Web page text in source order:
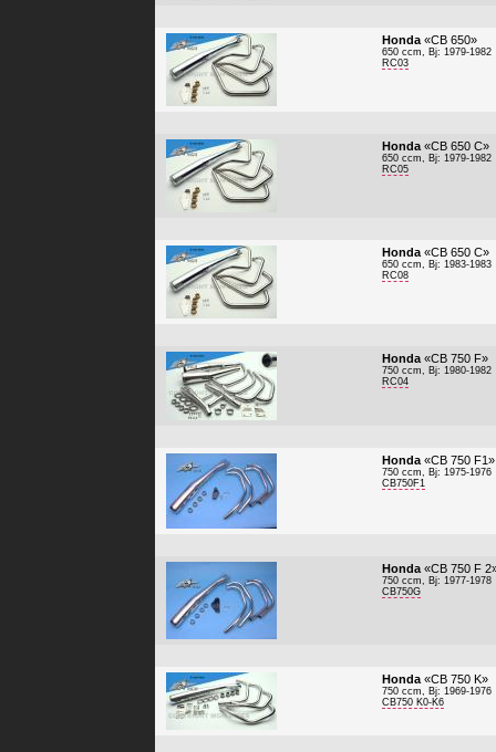
Honda «CB 650»
650 ccm, Bj: 1979-1982
RC03
Honda «CB 650 C»
650 ccm, Bj: 1979-1982
RC05
Honda «CB 650 C»
650 ccm, Bj: 1983-1983
RC08
Honda «CB 750 F»
750 ccm, Bj: 1980-1982
RC04
Honda «CB 750 F1»
750 ccm, Bj: 1975-1976
CB750F1
Honda «CB 750 F
750 ccm, Bj: 1977-1978
CB750G
Honda «CB 750 K»
750 ccm, Bj: 1969-1976
CB750 K0-K6